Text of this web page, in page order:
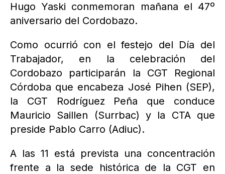
Hugo Yaski conmemoran mañana el 47º
aniversario del Cordobazo.
Como ocurrió con el festejo del Día del
Trabajador, en la celebración del
Cordobazo participarán la CGT Regional
Córdoba que encabeza José Pihen (SEP),
la CGT Rodríguez Peña que conduce
Mauricio Saillen (Surrbac) y la CTA que
preside Pablo Carro (Adiuc).
A las 11 está prevista una concentración
frente a la sede histórica de la CGT en